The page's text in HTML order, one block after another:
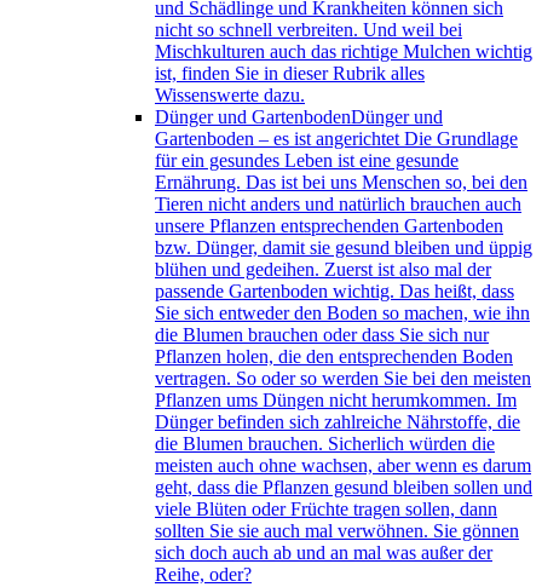
und Schädlinge und Krankheiten können sich
nicht so schnell verbreiten. Und weil bei
Mischkulturen auch das richtige Mulchen wichtig
ist, finden Sie in dieser Rubrik alles
Wissenswerte dazu.
Dünger und GartenbodenDünger und
Gartenboden – es ist angerichtet Die Grundlage
für ein gesundes Leben ist eine gesunde
Ernährung. Das ist bei uns Menschen so, bei den
Tieren nicht anders und natürlich brauchen auch
unsere Pflanzen entsprechenden Gartenboden
bzw. Dünger, damit sie gesund bleiben und üppig
blühen und gedeihen. Zuerst ist also mal der
passende Gartenboden wichtig. Das heißt, dass
Sie sich entweder den Boden so machen, wie ihn
die Blumen brauchen oder dass Sie sich nur
Pflanzen holen, die den entsprechenden Boden
vertragen. So oder so werden Sie bei den meisten
Pflanzen ums Düngen nicht herumkommen. Im
Dünger befinden sich zahlreiche Nährstoffe, die
die Blumen brauchen. Sicherlich würden die
meisten auch ohne wachsen, aber wenn es darum
geht, dass die Pflanzen gesund bleiben sollen und
viele Blüten oder Früchte tragen sollen, dann
sollten Sie sie auch mal verwöhnen. Sie gönnen
sich doch auch ab und an mal was außer der
Reihe, oder?